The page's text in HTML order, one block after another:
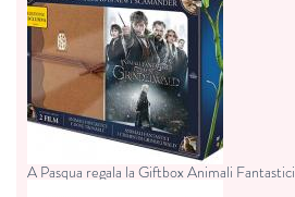
A Pasqua regala la Giftbox Animali Fantastici